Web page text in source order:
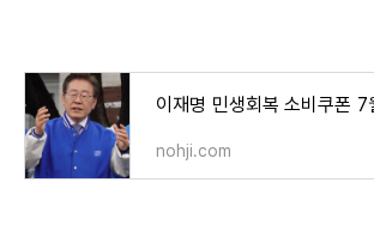
nohji.com